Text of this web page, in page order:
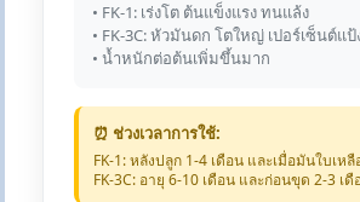
• FK-1: เร่งโต ต้นแข็งแรง ทนแล้ง
• FK-3C: หัวมันดก โตใหญ่ เปอร์เซ็นต์แป้
• น้ำหนักต่อต้นเพิ่มขึ้นมาก
⏰ ช่วงเวลาการใช้:
FK-1: หลังปลูก 1-4 เดือน และเมื่อมันใบเหลื
FK-3C: อายุ 6-10 เดือน และก่อนขุด 2-3 เดื